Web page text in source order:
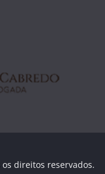
os direitos reservados.